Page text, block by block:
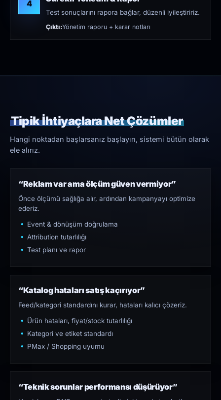
4
Test sonuçlarını rapora bağlar, düzenli iyileştiririz.
Çıktı:Yönetim raporu + karar notları
Tipik İhtiyaçlara Net Çözümler
Hangi noktadan başlarsanız başlayın, sistemi bütün olarak
ele alırız.
“Reklam var ama ölçüm güven vermiyor”
Önce ölçümü sağlığa alır, ardından kampanyayı optimize
ederiz.
Event & dönüşüm doğrulama
Attribution tutarlılığı
Test planı ve rapor
“Katalog hataları satış kaçırıyor”
Feed/kategori standardını kurar, hataları kalıcı çözeriz.
Ürün hataları, fiyat/stock tutarlılığı
Kategori ve etiket standardı
PMax / Shopping uyumu
“Teknik sorunlar performansı düşürüyor”